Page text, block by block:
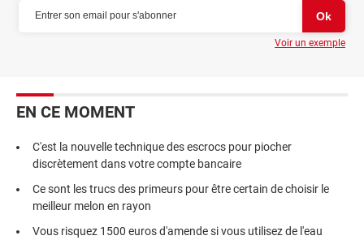
Voir un exemple
EN CE MOMENT
C'est la nouvelle technique des escrocs pour piocher
discrètement dans votre compte bancaire
Ce sont les trucs des primeurs pour être certain de choisir le
meilleur melon en rayon
Vous risquez 1500 euros d'amende si vous utilisez de l'eau